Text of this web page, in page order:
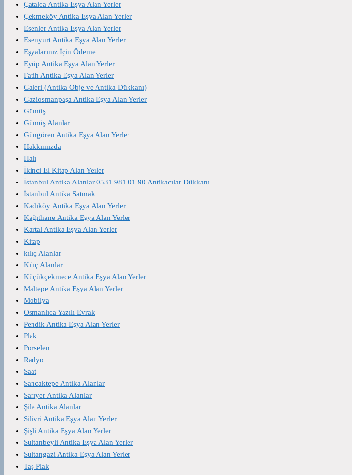
Çatalca Antika Eşya Alan Yerler
Çekmeköy Antika Eşya Alan Yerler
Esenler Antika Eşya Alan Yerler
Esenyurt Antika Eşya Alan Yerler
Eşyalarınız İçin Ödeme
Eyüp Antika Eşya Alan Yerler
Fatih Antika Eşya Alan Yerler
Galeri (Antika Obje ve Antika Dükkanı)
Gaziosmanpaşa Antika Eşya Alan Yerler
Gümüş
Gümüş Alanlar
Güngören Antika Eşya Alan Yerler
Hakkımızda
Halı
İkinci El Kitap Alan Yerler
İstanbul Antika Alanlar 0531 981 01 90 Antikacılar Dükkanı
İstanbul Antika Satmak
Kadıköy Antika Eşya Alan Yerler
Kağıthane Antika Eşya Alan Yerler
Kartal Antika Eşya Alan Yerler
Kitap
kılıç Alanlar
Kılıç Alanlar
Küçükçekmece Antika Eşya Alan Yerler
Maltepe Antika Eşya Alan Yerler
Mobilya
Osmanlıca Yazılı Evrak
Pendik Antika Eşya Alan Yerler
Plak
Porselen
Radyo
Saat
Sancaktepe Antika Alanlar
Sarıyer Antika Alanlar
Şile Antika Alanlar
Silivri Antika Eşya Alan Yerler
Şişli Antika Eşya Alan Yerler
Sultanbeyli Antika Eşya Alan Yerler
Sultangazi Antika Eşya Alan Yerler
Taş Plak